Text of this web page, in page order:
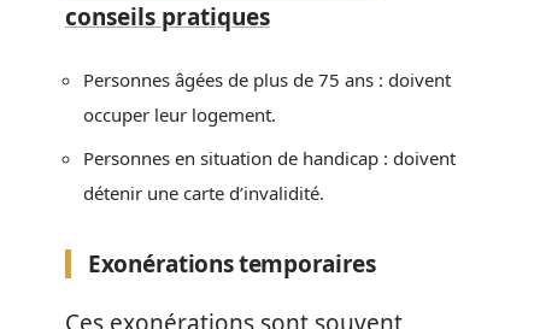
conseils pratiques
Personnes âgées de plus de 75 ans : doivent
occuper leur logement.
Personnes en situation de handicap : doivent
détenir une carte d’invalidité.
Exonérations temporaires
Ces exonérations sont souvent